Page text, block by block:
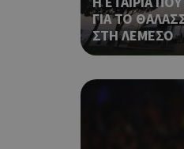
ΓΙΑ ΤΟ
ΣΤΗ ΛΕΜΕΣΟ